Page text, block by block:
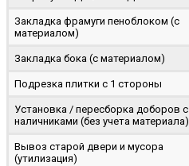
Закладка фрамуги пеноблоком (с
материалом)
Закладка бока (с материалом)
Подрезка плитки с 1 стороны
Установка / пересборка доборов с
наличниками (без учета материала)
Вывоз старой двери и мусора
(утилизация)